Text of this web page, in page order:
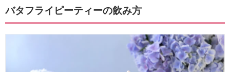
バタフライピーティーの飲み方